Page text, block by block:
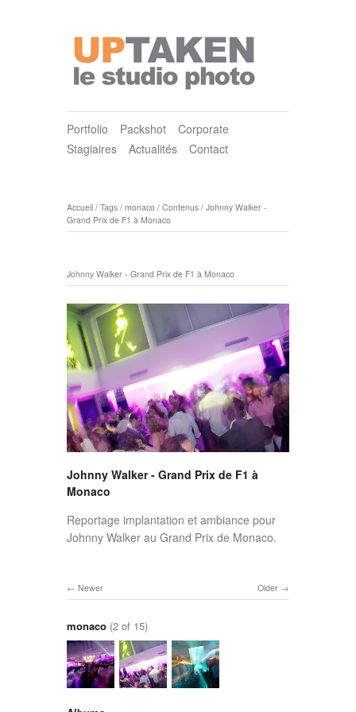
Portfolio Packshot
Corporate
Stagiaires
Actualités Contact
Accueil / Tags / monaco / Contenus / Johnny Walker -
Grand Prix de F1 à Monaco
Johnny Walker - Grand Prix de F1 à Monaco
Johnny Walker - Grand Prix de F1 à
Monaco
Reportage implantation et ambiance pour
Johnny Walker au Grand Prix de Monaco.
Older
Newer
monaco (2 of 15)